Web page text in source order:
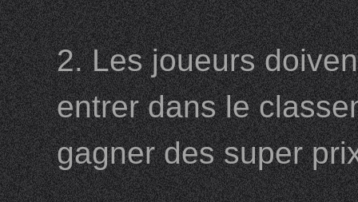
2. Les joueurs
entrer dans le
gagner des super